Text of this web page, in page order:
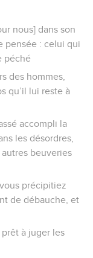
nous] dans son
pensée : celui qui
péché
des hommes,
qu’il lui reste à
accompli la
les désordres,
beuveries
précipitiez
de débauche, et
à juger les